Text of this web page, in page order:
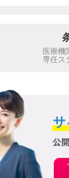
医療機
専任ス